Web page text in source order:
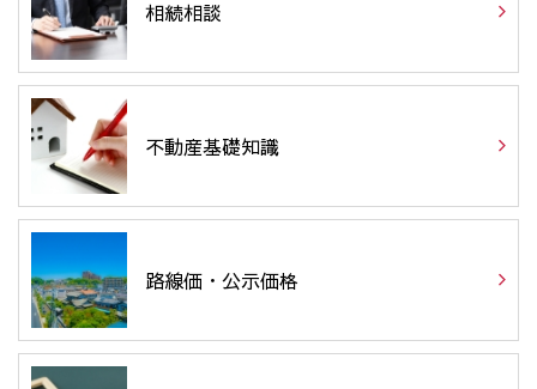
相続相談
不動産基礎知識
路線価・公示価格